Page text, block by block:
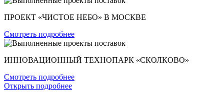
ПРОЕКТ «ЧИСТОЕ НЕБО» В МОСКВЕ
Смотреть подробнее
ИННОВАЦИОННЫЙ ТЕХНОПАРК «СКОЛКОВО»
Смотреть подробнее
Открыть подробнее